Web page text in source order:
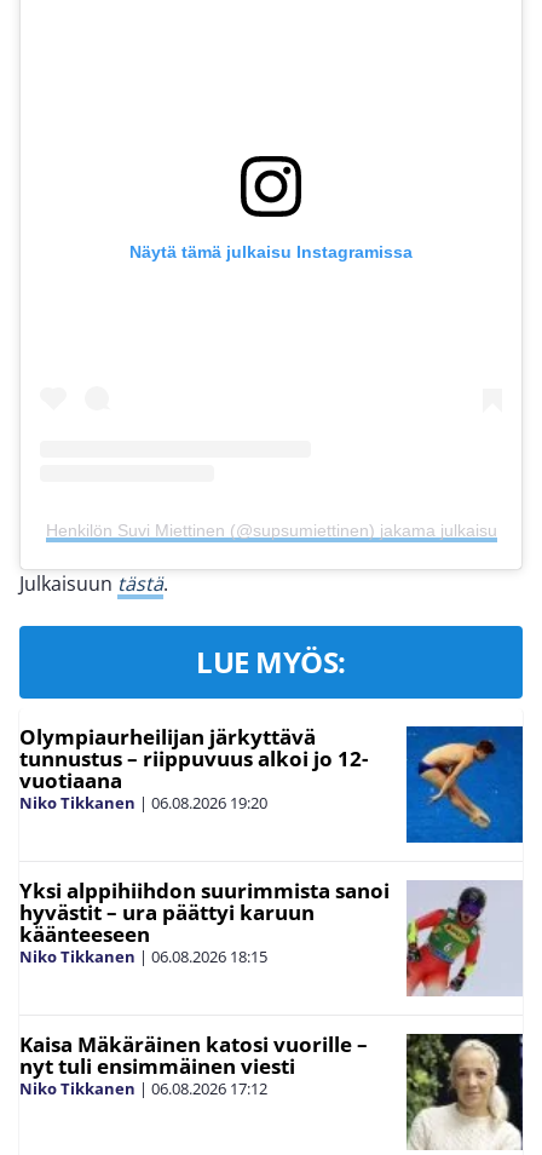
Näytä tämä julkaisu Instagramissa
Henkilön Suvi Miettinen (@supsumiettinen) jakama julkaisu
Julkaisuun tästä.
LUE MYÖS:
Olympiaurheilijan järkyttävä
tunnustus – riippuvuus alkoi jo 12-
vuotiaana
Niko Tikkanen | 06.08.2026 19:20
Yksi alppihiihdon suurimmista sanoi
hyvästit – ura päättyi karuun
käänteeseen
Niko Tikkanen | 06.08.2026 18:15
Kaisa Mäkäräinen katosi vuorille –
nyt tuli ensimmäinen viesti
Niko Tikkanen | 06.08.2026 17:12